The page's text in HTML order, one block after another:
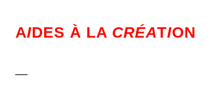
AIDES À LA CRÉATION